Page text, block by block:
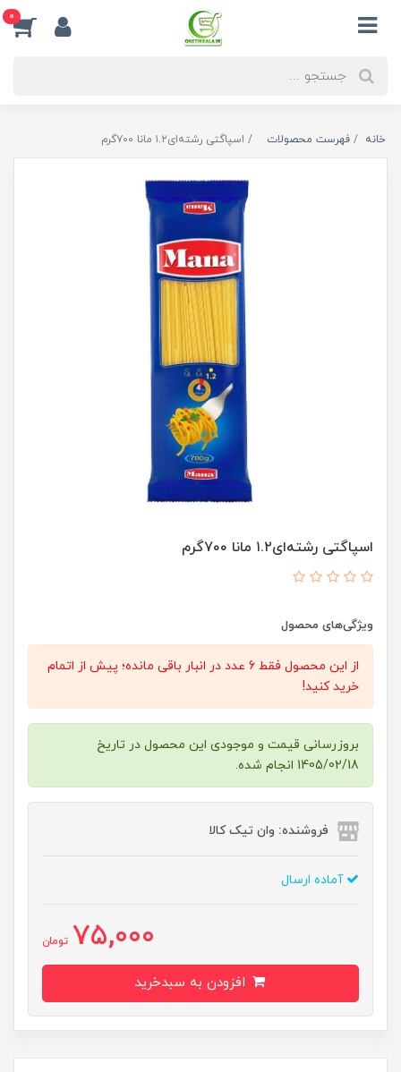
0
خانه فهرست محصولات اسپاگتی رشته‌ای۱.۲ مانا ۷۰۰گرم
اسپاگتی رشته‌ای۱.۲ مانا ۷۰۰گرم
ویژگی‌های محصول
از این محصول فقط 6 عدد در انبار باقی مانده؛ پیش از اتمام
خرید کنید!
بروزرسانی قیمت و موجودی این محصول در تاریخ
1405/02/18 انجام شده.
فروشنده: وان تیک کالا
آماده ارسال
75,000 تومان